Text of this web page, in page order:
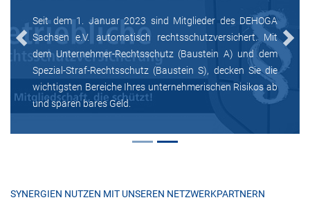
Seit dem 1. Januar 2023 sind Mitglieder des DEHOGA
Sachsen e.V. automatisch rechtsschutzversichert. Mit
dem Unternehmer-Rechtsschutz (Baustein A) und dem
Spezial-Straf-Rechtsschutz (Baustein S), decken Sie die
wichtigsten Bereiche Ihres unternehmerischen Risikos ab
und sparen bares Geld.
Previous Next
SYNERGIEN NUTZEN MIT UNSEREN NETZWERKPARTNERN